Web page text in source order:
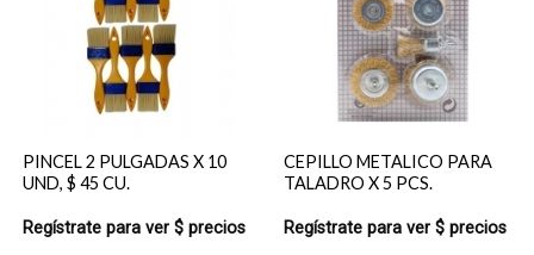
PINCEL 2 PULGADAS X 10
UND, $ 45 CU.
Regístrate para ver $ precios
CEPILLO METALICO PARA
TALADRO X 5 PCS.
Regístrate para ver $ precios